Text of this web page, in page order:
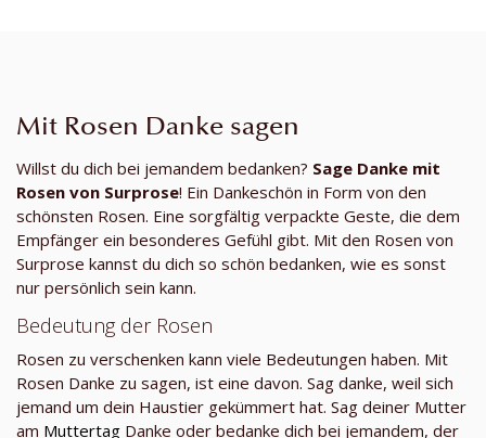
Mit Rosen Danke sagen
Willst du dich bei jemandem bedanken? Sage Danke mit
Rosen von Surprose! Ein Dankeschön in Form von den
schönsten Rosen. Eine sorgfältig verpackte Geste, die dem
Empfänger ein besonderes Gefühl gibt. Mit den Rosen von
Surprose kannst du dich so schön bedanken, wie es sonst
nur persönlich sein kann.
Bedeutung der Rosen
Rosen zu verschenken kann viele Bedeutungen haben. Mit
Rosen Danke zu sagen, ist eine davon. Sag danke, weil sich
jemand um dein Haustier gekümmert hat. Sag deiner Mutter
am Muttertag Danke oder bedanke dich bei jemandem, der